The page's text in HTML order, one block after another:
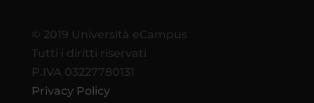
© 2019 Università eCampus
Tutti i diritti riservati
P.IVA 03227780131
Privacy Policy